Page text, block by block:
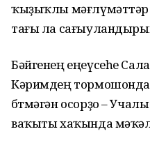
ҡыҙыҡлы мәғлүмәттәр
тағы ла
Бәйгенең еңеүсеһе
Кәримдең
бөтмәгән осорҙо –
ваҡыты хаҡында